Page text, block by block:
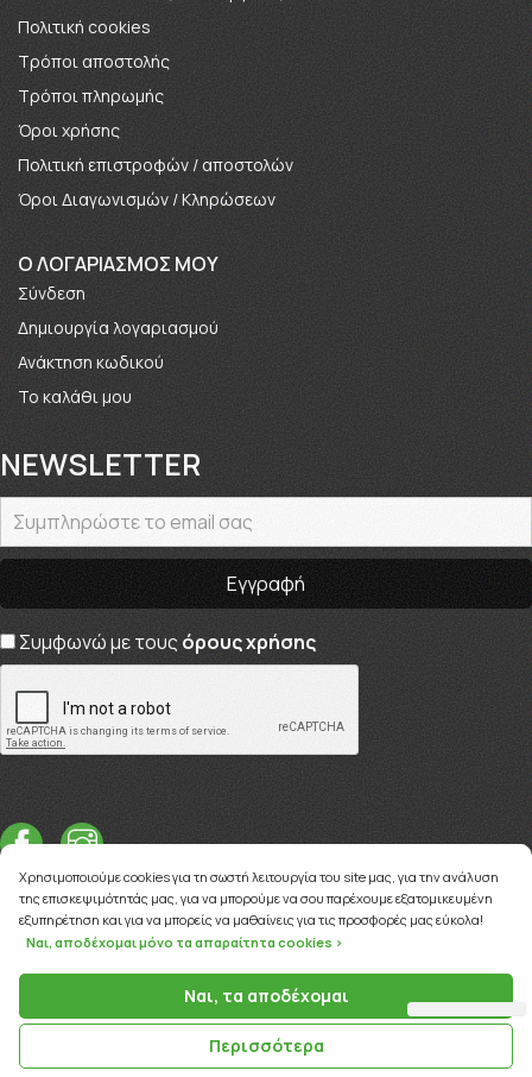
Πολιτική cookies
Τρόποι αποστολής
Τρόποι πληρωμής
Όροι χρήσης
Πολιτική επιστροφών / αποστολών
Όροι Διαγωνισμών / Κληρώσεων
O ΛΟΓΑΡΙΑΣΜΟΣ ΜΟΥ
Σύνδεση
Δημιουργία λογαριασμού
Ανάκτηση κωδικού
Το καλάθι μου
NEWSLETTER
Συμφωνώ με τους όρους χρήσης
Χρησιμοποιούμε cookies για τη σωστή λειτουργία του site μας, για την ανάλυση
της επισκεψιμότητάς μας, για να μπορούμε να σου παρέχουμε εξατομικευμένη
εξυπηρέτηση και για να μπορείς να μαθαίνεις για τις προσφορές μας εύκολα!
Ναι, αποδέχομαι μόνο τα απαραίτητα cookies >
Ναι, τα αποδέχομαι
Περισσότερα